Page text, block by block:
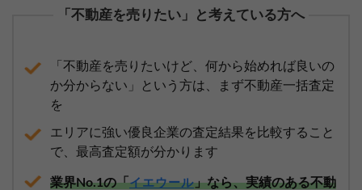
「不動産を売りたい」と考えている方へ
「不動産を売りたいけど、何から始めれば良いの
か分からない」という方は、まず不動産一括査定
を
エリアに強い優良企業の査定結果を比較すること
で、最高査定額が分かります
業界No.1の「イエウール」なら、実績のある不動